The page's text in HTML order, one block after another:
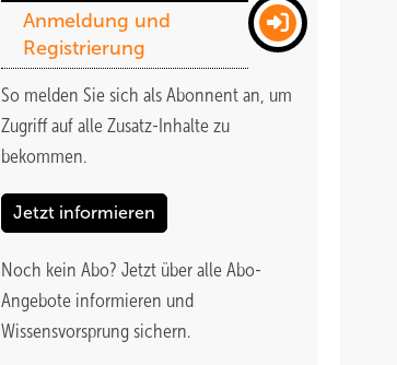
Anmeldung und
Registrierung
So melden Sie sich als Abonnent an, um
Zugriff auf alle Zusatz-Inhalte zu
bekommen.
Jetzt informieren
Noch kein Abo? Jetzt über alle Abo-
Angebote informieren und
Wissensvorsprung sichern.